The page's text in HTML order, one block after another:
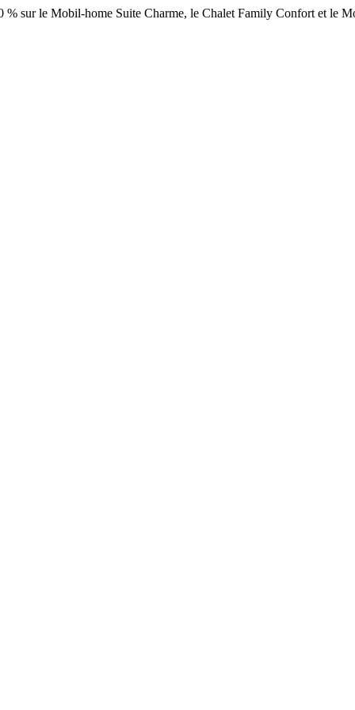
% sur le Mobil-home Suite Charme, le Chalet Family Confort et le